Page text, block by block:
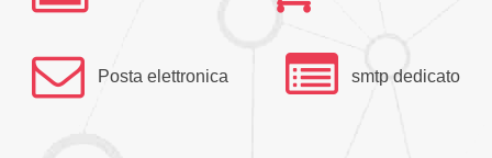
Posta elettronica smtp dedicato